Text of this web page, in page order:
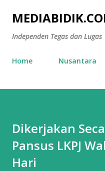
Skip to
Independen Tegas dan Lugas
Home Nusantara
Dikerjakan
Pansus LKPJ
Hari